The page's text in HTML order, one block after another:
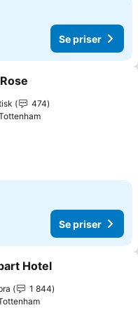
Se priser
til i favoritter
474
Se priser
til i favoritter
Hotel
1 844